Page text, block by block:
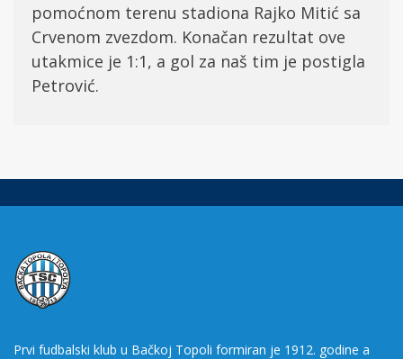
pomoćnom terenu stadiona Rajko Mitić sa
Crvenom zvezdom. Konačan rezultat ove
utakmice je 1:1, a gol za naš tim je postigla
Petrović.
Prvi fudbalski klub u Bačkoj Topoli formiran je 1912. godine a